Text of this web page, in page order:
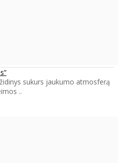
sukurs jaukumo atmosferą
..